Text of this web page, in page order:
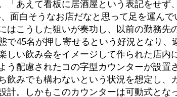
「あえて看板に居酒屋という表記をせず
面白そうなお店だなと思って足を運ん
はこうした狙いが奏功し、以前の勤務先
で45名が押し寄せるという好況となり、
しい飲み会をイメージして作られた店内
う配慮されたコの字型カウンターが設置
飲みでも構わないという状況を想定し、
計。しかもこのカウンターは可動式とな